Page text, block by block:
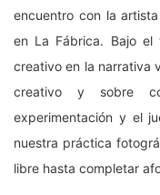
encuentro con la
en La Fábrica. Bajo el
creativo en la narrativa
creativo y sobre
experimentación y el
nuestra práctica
libre hasta completar